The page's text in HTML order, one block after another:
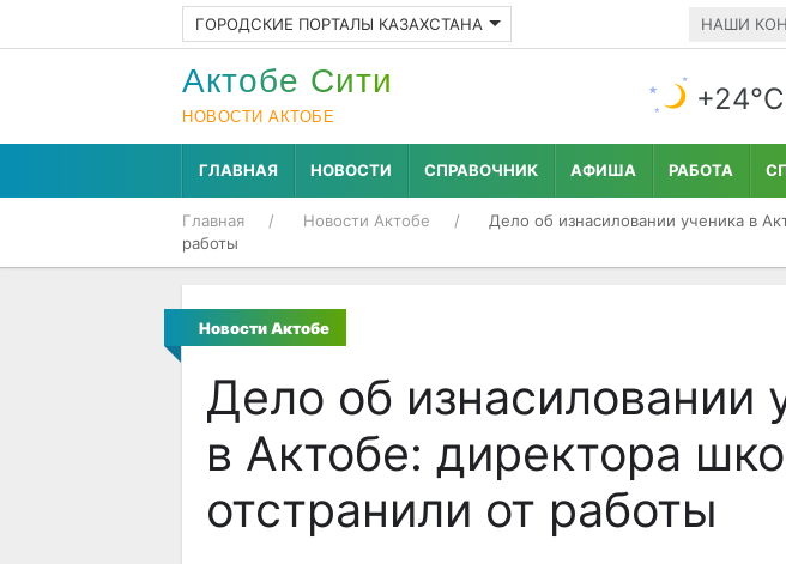
ГОРОДСКИЕ ПОРТАЛЫ КАЗАХСТАНА НАШИ
Актобе Cити
НОВОСТИ АКТОБЕ
+24°С
ГЛАВНАЯ НОВОСТИ СПРАВОЧНИК АФИША РАБОТА
Главная Новости Актобе
Дело об изнасиловании ученика в
работы
Новости Актобе
Дело об изнасиловании
в Актобе: директора
отстранили от работы